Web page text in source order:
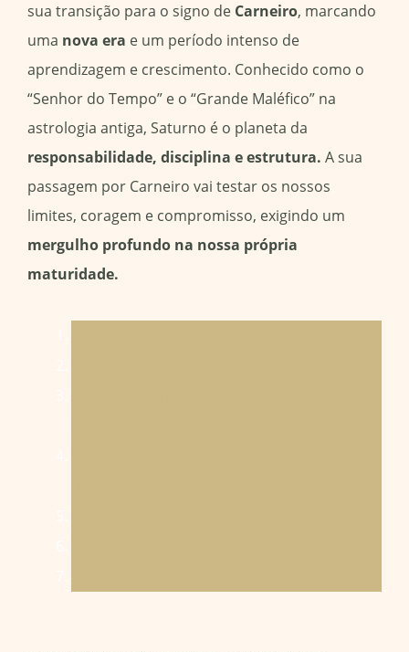
sua transição para o signo de Carneiro, marcando
uma nova era e um período intenso de
aprendizagem e crescimento. Conhecido como o
“Senhor do Tempo” e o “Grande Maléfico” na
astrologia antiga, Saturno é o planeta da
responsabilidade, disciplina e estrutura. A sua
passagem por Carneiro vai testar os nossos
limites, coragem e compromisso, exigindo um
mergulho profundo na nossa própria
maturidade.